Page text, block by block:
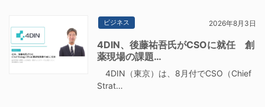
ビジネス 2026年8月3日
4DIN、後藤祐吾氏がCSOに就任 創
薬現場の課題…
4DIN（東京）は、8月付でCSO（Chief
Strat…